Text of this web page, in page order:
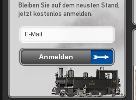
Bleiben Sie auf dem neusten Stand,
jetzt kostenlos anmelden: